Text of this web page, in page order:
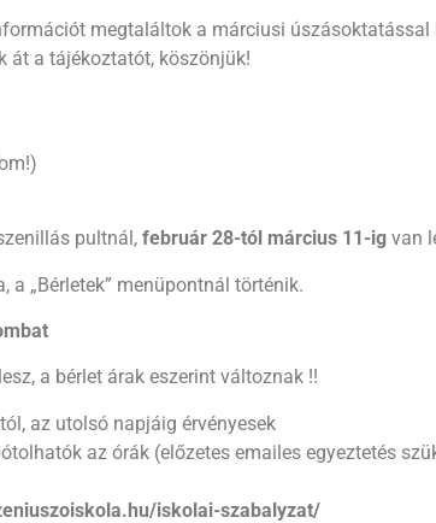
megtaláltok a márciusi úszásoktatással
át a tájékoztatót, köszönjük!
pultnál, február 28-tól március 11-ig van
a „Bérletek” menüpontnál történik.
a bérlet árak eszerint változnak !!
az utolsó napjáig érvényesek
az órák (előzetes emailes egyeztetés
iskolai-szabalyzat/